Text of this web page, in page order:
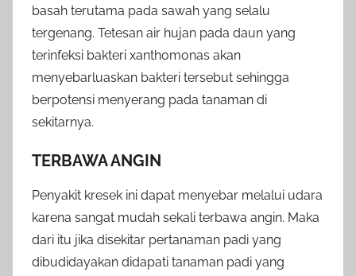
basah terutama pada sawah yang selalu
tergenang. Tetesan air hujan pada daun yang
terinfeksi bakteri xanthomonas akan
menyebarluaskan bakteri tersebut sehingga
berpotensi menyerang pada tanaman di
sekitarnya.
TERBAWA ANGIN
Penyakit kresek ini dapat menyebar melalui udara
karena sangat mudah sekali terbawa angin. Maka
dari itu jika disekitar pertanaman padi yang
dibudidayakan didapati tanaman padi yang